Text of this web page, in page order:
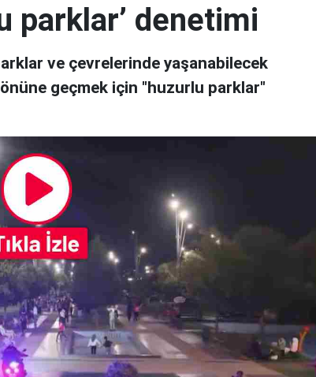
parklar’ denetimi
ve çevrelerinde yaşanabilecek
geçmek için "huzurlu parklar"